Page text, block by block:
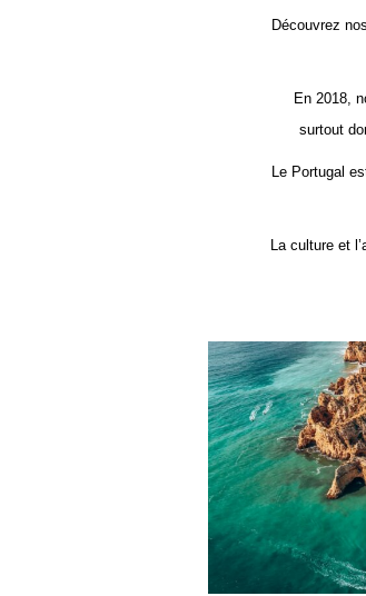
Découvrez
En 2018,
surtout
Le Portugal
La culture et